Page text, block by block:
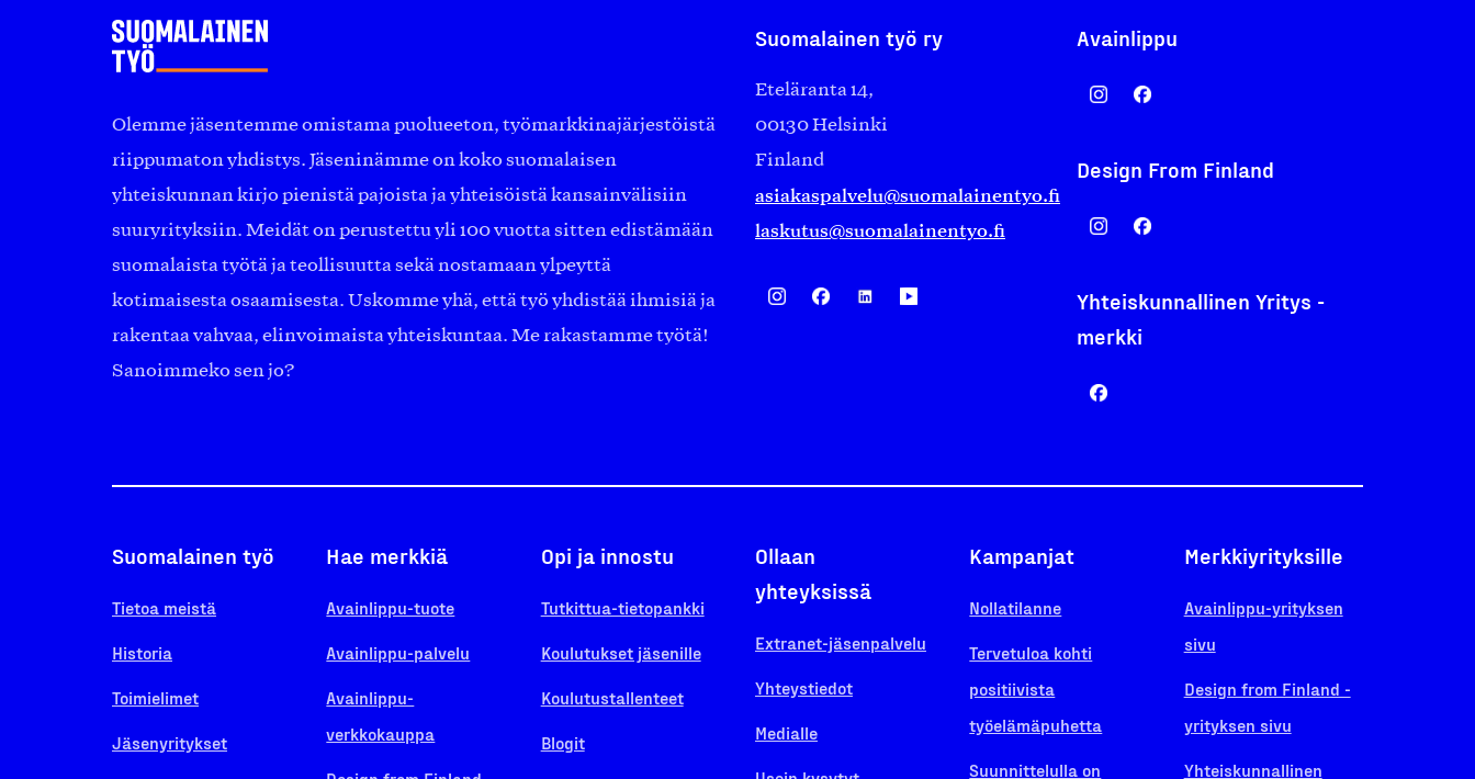
Olemme jäsentemme omistama puolueeton, työmarkkinajärjestöistä
riippumaton yhdistys. Jäseninämme on koko suomalaisen
yhteiskunnan kirjo pienistä pajoista ja yhteisöistä kansainvälisiin
suuryrityksiin. Meidät on perustettu yli 100 vuotta sitten edistämään
suomalaista työtä ja teollisuutta sekä nostamaan ylpeyttä
kotimaisesta osaamisesta. Uskomme yhä, että työ yhdistää ihmisiä ja
rakentaa vahvaa, elinvoimaista yhteiskuntaa. Me rakastamme työtä!
Sanoimmeko sen jo?
Suomalainen työ ry
Eteläranta 14,
00130 Helsinki
Finland
asiakaspalvelu@suomalainentyo.fi
laskutus@suomalainentyo.fi
Avainlippu
Design From Finland
Yhteiskunnallinen Yritys -
merkki
Suomalainen työ
Tietoa meistä
Historia
Toimielimet
Jäsenyritykset
Hae merkkiä
Avainlippu-tuote
Avainlippu-palvelu
Avainlippu-
verkkokauppa
Opi ja innostu
Tutkittua-tietopankki
Koulutukset jäsenille
Koulutustallenteet
Blogit
Ollaan
yhteyksissä
Extranet-jäsenpalvelu
Yhteystiedot
Medialle
Kampanjat
Nollatilanne
Tervetuloa kohti
positiivista
työelämäpuhetta
Suunnittelulla on
Merkkiyrityksille
Avainlippu-yrityksen
sivu
Design from Finland -
yrityksen sivu
Yhteiskunnallinen